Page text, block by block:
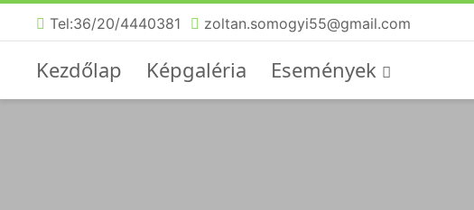
Tel:36/20/4440381 zoltan.somogyi55@gmail.com
Kezdőlap Képgaléria Események